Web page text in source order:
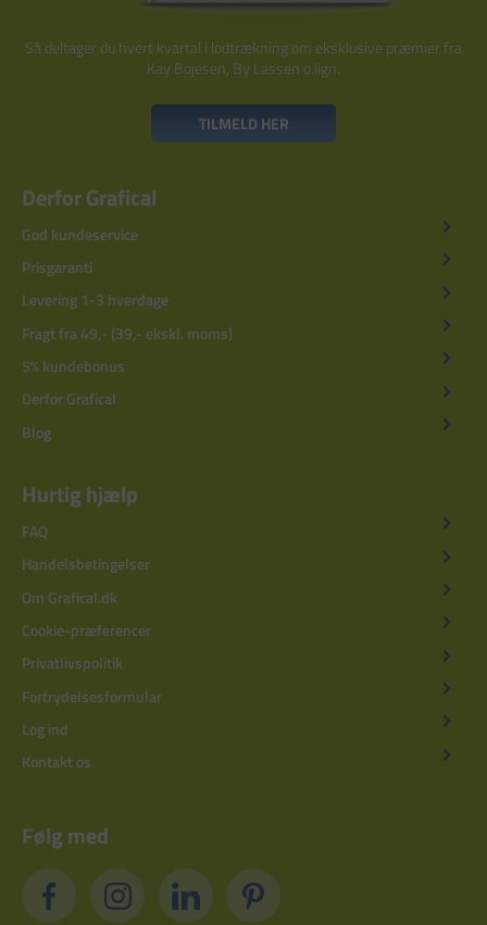
Så deltager du hvert kvartal i lodtrækning om eksklusive præmier fra
Kay Bojesen, By Lassen o.lign.
TILMELD HER
Derfor Grafical
God kundeservice
Prisgaranti
Levering 1-3 hverdage
Fragt fra 49,- (39,- ekskl. moms)
5% kundebonus
Derfor Grafical
Blog
Hurtig hjælp
FAQ
Handelsbetingelser
Om Grafical.dk
Cookie-præferencer
Privatlivspolitik
Fortrydelsesformular
Log ind
Kontakt os
Følg med